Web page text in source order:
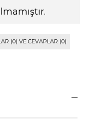
(0) VE CEVAPLAR (0)